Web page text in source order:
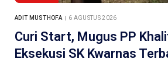
ADIT MUSTHOFA 6 AGUSTUS 2026
Curi Start, Mugus PP
Eksekusi SK Kwarnas